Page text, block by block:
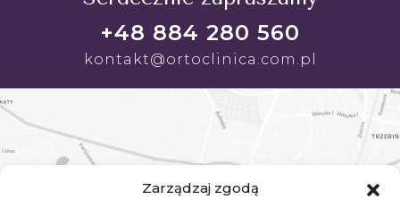
Zarządzaj zgodą
+48 884 280 560
kontakt@ortoclinica.com.pl